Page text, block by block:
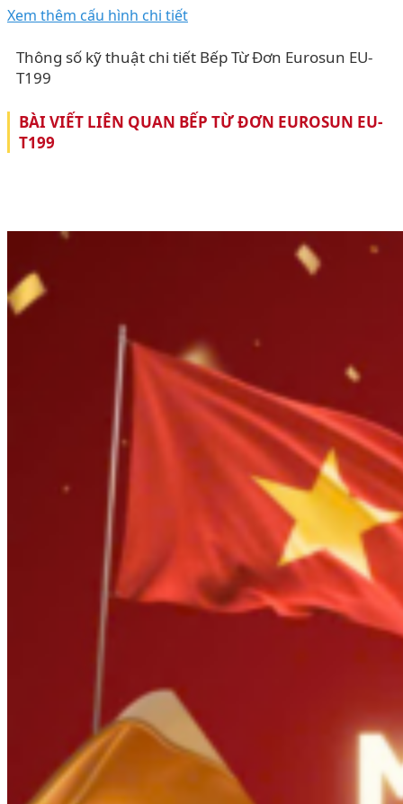
Xem thêm cấu hình chi tiết
Thông số kỹ thuật chi tiết Bếp Từ Đơn Eurosun EU-
T199
BÀI VIẾT LIÊN QUAN BẾP TỪ ĐƠN EUROSUN EU-
T199